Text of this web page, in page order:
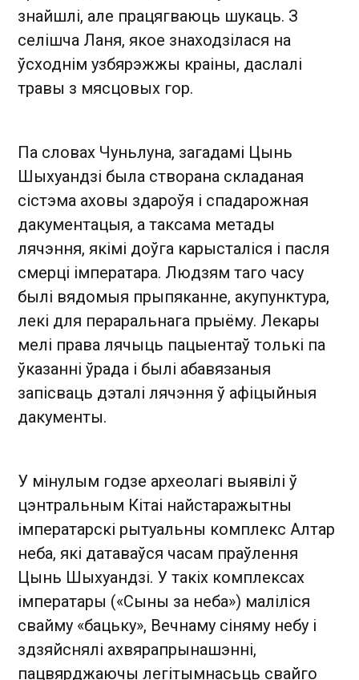
знайшлі, але працягваюць шукаць. З
селішча Ланя, якое знаходзілася на
ўсходнім узбярэжжы краіны, даслалі
травы з мясцовых гор.
Па словах Чуньлуна, загадамі Цынь
Шыхуандзі была створана складаная
сістэма аховы здароўя і спадарожная
дакументацыя, а таксама метады
лячэння, якімі доўга карысталіся і пасля
смерці імператара. Людзям таго часу
былі вядомыя прыпяканне, акупунктура,
лекі для пераральнага прыёму. Лекары
мелі права лячыць пацыентаў толькі па
ўказанні ўрада і былі абавязаныя
запісваць дэталі лячэння ў афіцыйныя
дакументы.
У мінулым годзе археолагі выявілі ў
цэнтральным Кітаі найстаражытны
імператарскі рытуальны комплекс Алтар
неба, які датаваўся часам праўлення
Цынь Шыхуандзі. У такіх комплексах
імператары («Сыны за неба») маліліся
свайму «бацьку», Вечнаму сіняму небу і
здзяйснялі ахвярапрынашэнні,
пацвярджаючы легітымнасьць свайго